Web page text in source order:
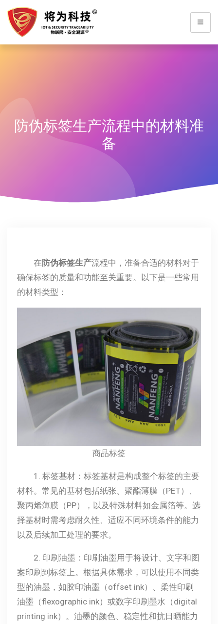
防伪标签生产流程中的材料准
备
在防伪标签生产流程中，准备合适的材料对于
确保标签的质量和功能至关重要。以下是一些常用
的材料类型：
商品标签
1. 标签基材：标签基材是构成整个标签的主要
材料。常见的基材包括纸张、聚酯薄膜（PET）、
聚丙烯薄膜（PP），以及特殊材料如金属箔等。选
择基材时需考虑耐久性、适应不同环境条件的能力
以及后续加工处理的要求。
2. 印刷油墨：印刷油墨用于将设计、文字和图
案印刷到标签上。根据具体需求，可以使用不同类
型的油墨，如胶印油墨（offset ink）、柔性印刷
油墨（flexographic ink）或数字印刷墨水（digital
printing ink）。油墨的颜色、稳定性和抗日晒能力